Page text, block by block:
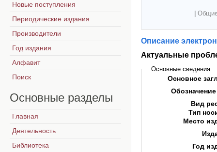
Описание
Актуальные
Основные сведения
Основное
Вид
Тип
Место
Год
Новые поступления
Периодические издания
Производители
Год издания
Алфавит
Поиск
Основные разделы
Главная
Деятельность
Библиотека